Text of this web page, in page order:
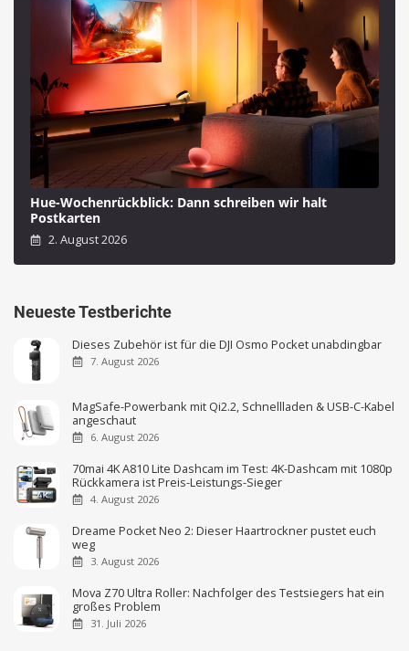
Hue-Wochenrückblick: Dann schreiben wir halt
Postkarten
2. August 2026
Neueste Testberichte
Dieses Zubehör ist für die DJI Osmo Pocket unabdingbar
7. August 2026
MagSafe-Powerbank mit Qi2.2, Schnellladen & USB-C-Kabel
angeschaut
6. August 2026
70mai 4K A810 Lite Dashcam im Test: 4K-Dashcam mit 1080p
Rückkamera ist Preis-Leistungs-Sieger
4. August 2026
Dreame Pocket Neo 2: Dieser Haartrockner pustet euch
weg
3. August 2026
Mova Z70 Ultra Roller: Nachfolger des Testsiegers hat ein
großes Problem
31. Juli 2026